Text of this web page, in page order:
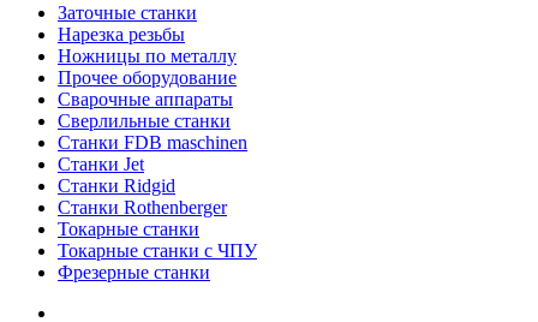
Заточные станки
Нарезка резьбы
Ножницы по металлу
Прочее оборудование
Сварочные аппараты
Сверлильные станки
Станки FDB maschinen
Станки Jet
Станки Ridgid
Станки Rothenberger
Токарные станки
Токарные станки с ЧПУ
Фрезерные станки